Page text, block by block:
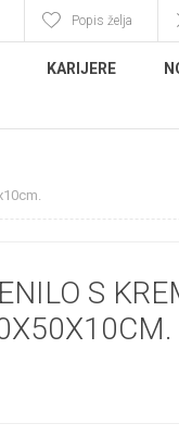
Popis želja
KARIJERE
S